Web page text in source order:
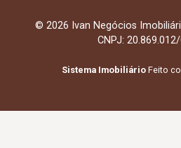
© 2026 Ivan Negócios
CNPJ:
Sistema Imobiliário Feito